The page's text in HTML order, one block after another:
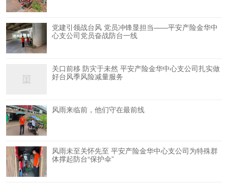
党建引领战台风 党员冲锋显担当——平安产险金华中
心支公司党员奋战防台一线
关口前移 防灾于未然 平安产险金华中心支公司扎实做
好台风季风险减量服务
风雨来临前，他们守在最前线
风雨未至关怀先至 平安产险金华中心支公司为特殊群
体撑起防台“保护伞”